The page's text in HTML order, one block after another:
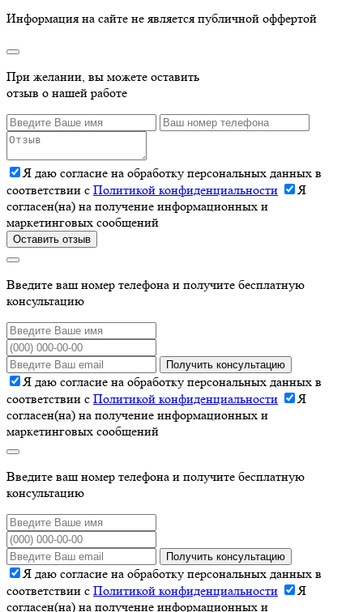
Информация на сайте не является публичной оффертой
При желании, вы можете оставить
отзыв о нашей работе
Я даю согласие на обработку персональных данных в
соответствии с Политикой конфиденциальности
Я
согласен(на) на получение информационных и
маркетинговых сообщений
Оставить отзыв
Введите ваш номер телефона и получите бесплатную
консультацию
Получить консультацию
Я даю согласие на обработку персональных данных в
соответствии с Политикой конфиденциальности
Я
согласен(на) на получение информационных и
маркетинговых сообщений
Введите ваш номер телефона и получите бесплатную
консультацию
Получить консультацию
Я даю согласие на обработку персональных данных в
соответствии с Политикой конфиденциальности
Я
согласен(на) на получение информационных и